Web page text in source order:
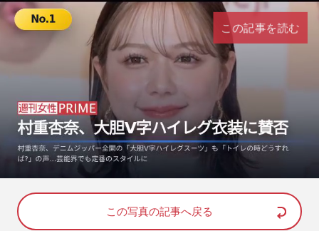
n
u
o
d
:
この記事を読む
この写真の記事へ戻る